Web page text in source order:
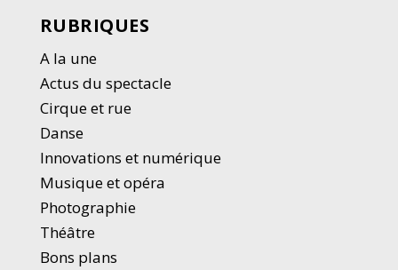
RUBRIQUES
A la une
Actus du spectacle
Cirque et rue
Danse
Innovations et numérique
Musique et opéra
Photographie
Théâtre
Bons plans